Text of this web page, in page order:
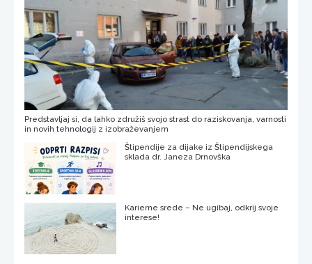
Predstavljaj si, da lahko združiš svojo strast do raziskovanja, varnosti
in novih tehnologij z izobraževanjem
Štipendije za dijake iz Štipendijskega
sklada dr. Janeza Drnovška
Karierne srede – Ne ugibaj, odkrij svoje
interese!